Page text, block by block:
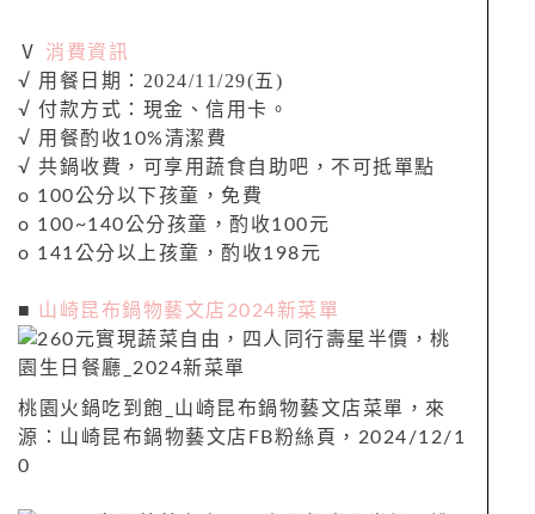
Ⅴ 消費資訊
√ 用餐日期：2024/11/29(五)
√ 付款方式：現金、信用卡。
√ 用餐酌收10%清潔費
√ 共鍋收費，可享用蔬食自助吧，不可抵單點
ο 100公分以下孩童，免費
ο 100~140公分孩童，酌收100元
ο 141公分以上孩童，酌收198元
■ 山崎昆布鍋物藝文店2024新菜單
桃園火鍋吃到飽_山崎昆布鍋物藝文店菜單，來
源：山崎昆布鍋物藝文店FB粉絲頁，2024/12/1
0